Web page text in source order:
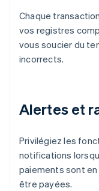
Chaque
vos registres
vous soucier du
incorrects.
Alertes et
Privilégiez les
notifications
paiements sont
être payées.